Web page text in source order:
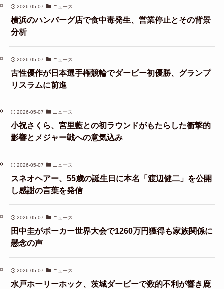
2026-05-07 ニュース
横浜のハンバーグ店で食中毒発生、営業停止とその背景
分析
2026-05-07 ニュース
古性優作が日本選手権競輪でダービー初優勝、グランプ
リスラムに前進
2026-05-07 ニュース
小祝さくら、宮里藍との初ラウンドがもたらした衝撃的
影響とメジャー戦への意気込み
2026-05-07 ニュース
スネオヘアー、55歳の誕生日に本名「渡辺健二」を公開
し感謝の言葉を発信
2026-05-07 ニュース
田中圭がポーカー世界大会で1260万円獲得も家族関係に
懸念の声
2026-05-07 ニュース
水戸ホーリーホック、茨城ダービーで数的不利が響き鹿